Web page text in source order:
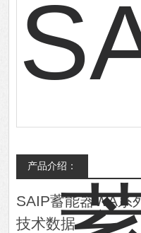
产品介绍：
SAIP蓄能器WA系
技术数据